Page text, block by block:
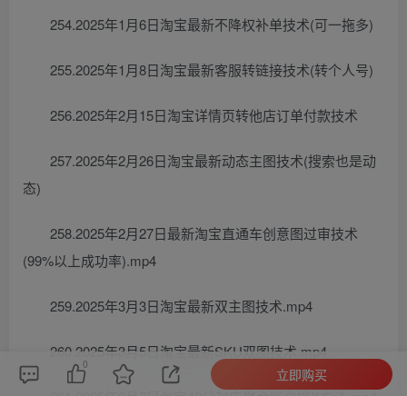
254.2025年1月6日淘宝最新不降权补单技术(可一拖多)
255.2025年1月8日淘宝最新客服转链接技术(转个人号)
256.2025年2月15日淘宝详情页转他店订单付款技术
257.2025年2月26日淘宝最新动态主图技术(搜索也是动
态)
258.2025年2月27日最新淘宝直通车创意图过审技术
(99%以上成功率).mp4
259.2025年3月3日淘宝最新双主图技术.mp4
260.2025年3月5日淘宝最新SKU双图技术.mp4
0
立即购买